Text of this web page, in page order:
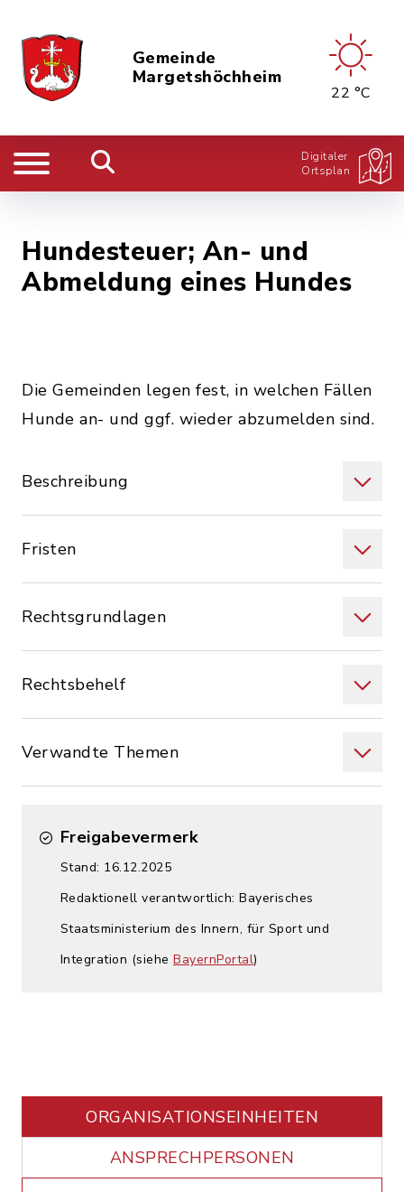
Gemeinde
Margetshöchheim
22 °C
Digitaler
Ortsplan
Hundesteuer; An- und
Abmeldung eines Hundes
Die Gemeinden legen fest, in welchen Fällen
Hunde an- und ggf. wieder abzumelden sind.
Beschreibung
Fristen
Rechtsgrundlagen
Rechtsbehelf
Verwandte Themen
Freigabevermerk
Stand: 16.12.2025
Redaktionell verantwortlich: Bayerisches
Staatsministerium des Innern, für Sport und
Integration (siehe BayernPortal)
ORGANISATIONS­EINHEITEN
ANSPRECHPERSONEN